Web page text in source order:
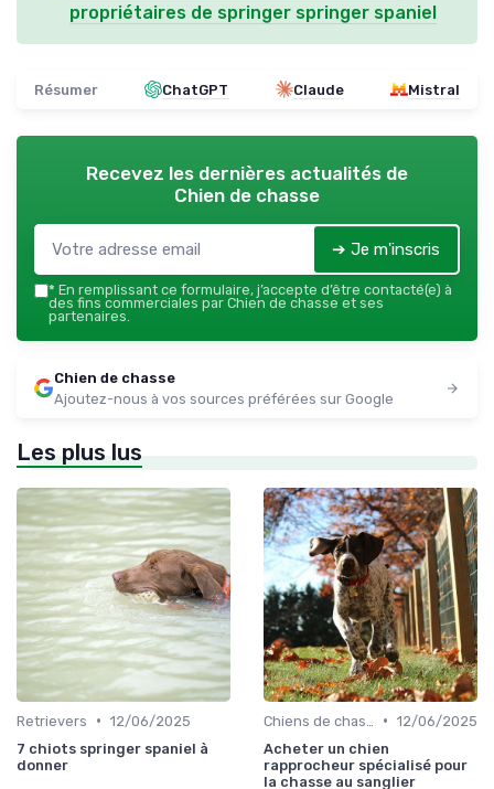
propriétaires de springer springer spaniel
Résumer ChatGPT Claude Mistral
Recevez les dernières actualités de
Chien de chasse
➔ Je m'inscris
* En remplissant ce formulaire, j’accepte d’être contacté(e) à
des fins commerciales par Chien de chasse et ses
partenaires.
Chien de chasse
Ajoutez-nous à vos sources préférées sur Google
Les plus lus
Retrievers • 12/06/2025
7 chiots springer spaniel à
donner
• 12/06/2025
Acheter un chien
rapprocheur spécialisé pour
la chasse au sanglier